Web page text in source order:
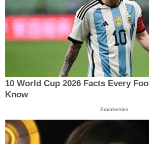
10 World Cup 2026 Facts Every
Know
Brainberries